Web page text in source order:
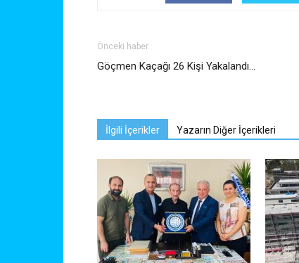
Önceki haber
Göçmen Kaçağı 26 Kişi Yakalandı…
İlgili İçerikler Yazarın Diğer İçerikleri